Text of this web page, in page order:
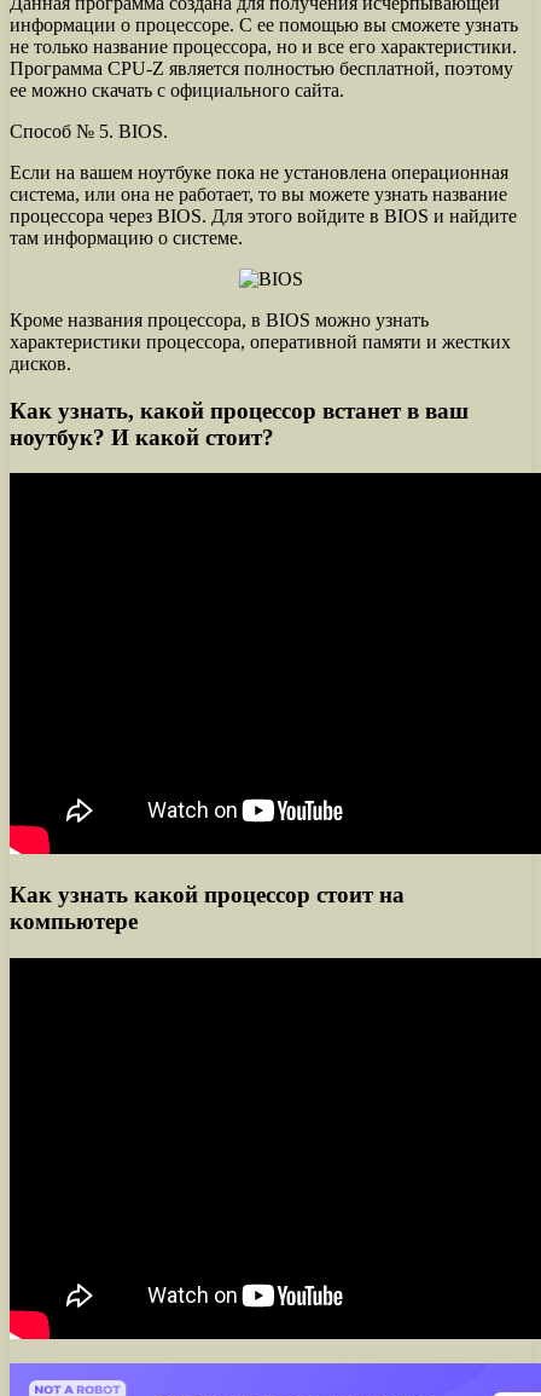
информации о процессоре. С ее помощью вы сможете узнать
не только название процессора, но и все его характеристики.
Программа CPU-Z является полностью бесплатной, поэтому
ее можно скачать с официального сайта.
Способ № 5. BIOS.
Если на вашем ноутбуке пока не установлена операционная
система, или она не работает, то вы можете узнать название
процессора через BIOS. Для этого войдите в BIOS и найдите
там информацию о системе.
Кроме названия процессора, в BIOS можно узнать
характеристики процессора, оперативной памяти и жестких
дисков.
Как узнать, какой процессор встанет в ваш
ноутбук? И какой стоит?
Как узнать какой процессор стоит на
компьютере